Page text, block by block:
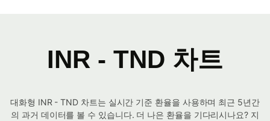
INR - TND 차트
대화형 INR - TND 차트는 실시간 기준 환율을 사용하며 최근 5년간
의 과거 데이터를 볼 수 있습니다. 더 나은 환율을 기다리시나요? 지